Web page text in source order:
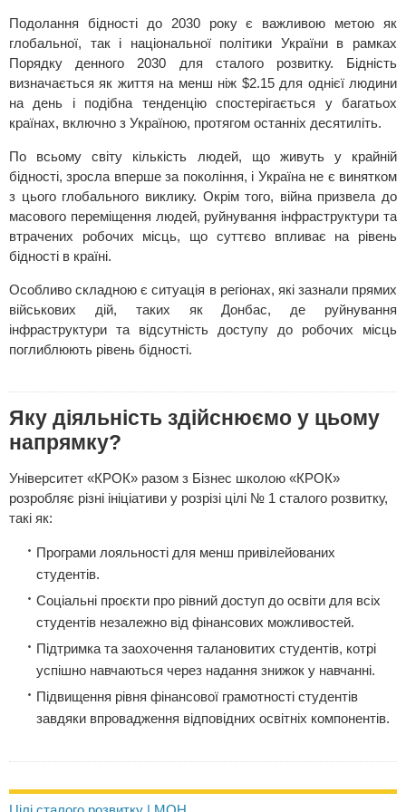
Подолання бідності до 2030 року є важливою метою як
глобальної, так і національної політики України в рамках
Порядку денного 2030 для сталого розвитку. Бідність
визначається як життя на менш ніж $2.15 для однієї людини
на день і подібна тенденцію спостерігається у багатьох
країнах, включно з Україною, протягом останніх десятиліть.
По всьому світу кількість людей, що живуть у крайній
бідності, зросла вперше за покоління, і Україна не є винятком
з цього глобального виклику. Окрім того, війна призвела до
масового переміщення людей, руйнування інфраструктури та
втрачених робочих місць, що суттєво впливає на рівень
бідності в країні.
Особливо складною є ситуація в регіонах, які зазнали прямих
військових дій, таких як Донбас, де руйнування
інфраструктури та відсутність доступу до робочих місць
поглиблюють рівень бідності.
Яку діяльність здійснюємо у цьому
напрямку?
Університет «КРОК» разом з Бізнес школою «КРОК»
розробляє різні ініціативи у розрізі цілі № 1 сталого розвитку,
такі як:
Програми лояльності для менш привілейованих
студентів.
Соціальні проєкти про рівний доступ до освіти для всіх
студентів незалежно від фінансових можливостей.
Підтримка та заохочення талановитих студентів, котрі
успішно навчаються через надання знижок у навчанні.
Підвищення рівня фінансової грамотності студентів
завдяки впровадження відповідних освітніх компонентів.